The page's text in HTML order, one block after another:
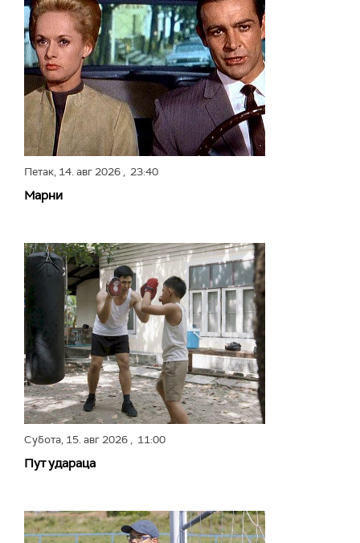
Петак, 14. авг 2026, 23:40
Марни
Субота, 15. авг 2026, 11:00
Пут удараца